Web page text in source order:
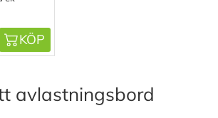
KÖP
avlastningsbord